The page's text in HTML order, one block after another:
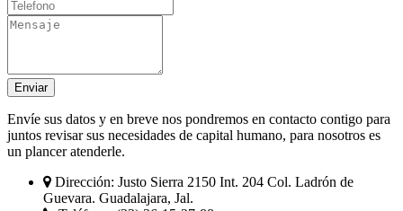
Enviar
Envíe sus datos y en breve nos pondremos en contacto contigo para
juntos revisar sus necesidades de capital humano, para nosotros es
un plancer atenderle.
Dirección: Justo Sierra 2150 Int. 204 Col. Ladrón de
Guevara. Guadalajara, Jal.